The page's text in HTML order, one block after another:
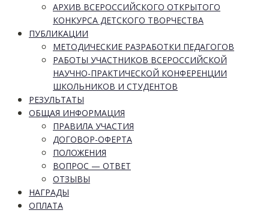
АРХИВ ВСЕРОССИЙСКОГО ОТКРЫТОГО
КОНКУРСА ДЕТСКОГО ТВОРЧЕСТВА
ПУБЛИКАЦИИ
МЕТОДИЧЕСКИЕ РАЗРАБОТКИ ПЕДАГОГОВ
РАБОТЫ УЧАСТНИКОВ ВСЕРОССИЙСКОЙ
НАУЧНО-ПРАКТИЧЕСКОЙ КОНФЕРЕНЦИИ
ШКОЛЬНИКОВ И СТУДЕНТОВ
РЕЗУЛЬТАТЫ
ОБЩАЯ ИНФОРМАЦИЯ
ПРАВИЛА УЧАСТИЯ
ДОГОВОР-ОФЕРТА
ПОЛОЖЕНИЯ
ВОПРОС — ОТВЕТ
ОТЗЫВЫ
НАГРАДЫ
ОПЛАТА